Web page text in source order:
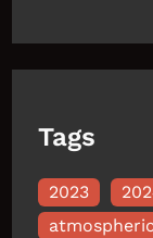
Tags
2023